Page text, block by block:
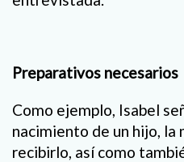
Preparativos necesarios
Como ejemplo, Isabel
nacimiento de un hijo, la
recibirlo, así como